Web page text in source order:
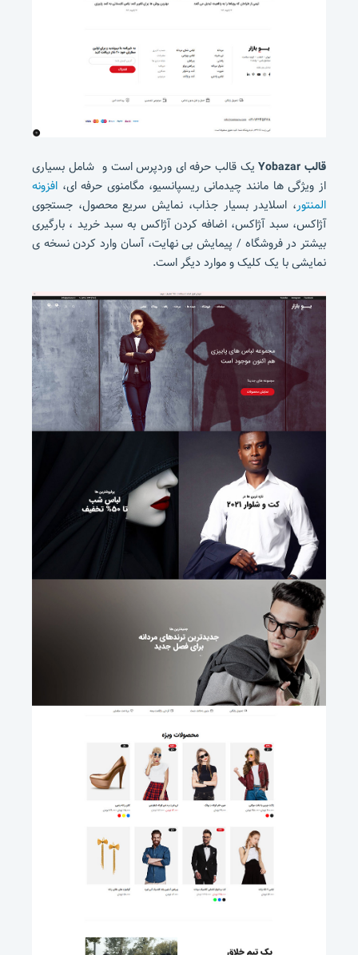
قالب Yobazar
یک قالب حرفه ای وردپرس است و شامل بسیاری
از ویژگی ها مانند چیدمانی ریسپانسیو، مگامنوی حرفه ای، افزونه
المنتور، اسلایدر بسیار جذاب، نمایش سریع محصول، جستجوی
آژاکس، سبد آژاکس، اضافه کردن آژاکس به سبد خرید ، بارگیری
بیشتر در فروشگاه / پیمایش بی نهایت، آسان وارد کردن نسخه ی
نمایشی با یک کلیک و موارد دیگر است.